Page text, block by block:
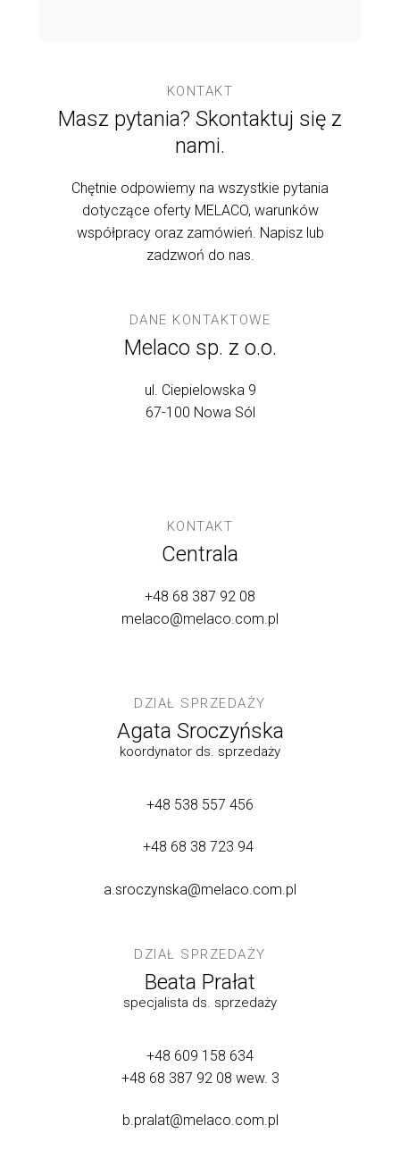
KONTAKT
Masz pytania? Skontaktuj się z
nami.
Chętnie odpowiemy na wszystkie pytania
dotyczące oferty MELACO, warunków
współpracy oraz zamówień. Napisz lub
zadzwoń do nas.
DANE KONTAKTOWE
Melaco sp. z o.o.
ul. Ciepielowska 9
67-100 Nowa Sól
KONTAKT
Centrala
+48 68 387 92 08
melaco@melaco.com.pl
DZIAŁ SPRZEDAŻY
Agata Sroczyńska
koordynator ds. sprzedaży
+48 538 557 456
+48 68 38 723 94
a.sroczynska@melaco.com.pl
DZIAŁ SPRZEDAŻY
Beata Prałat
specjalista ds. sprzedaży
+48 609 158 634
+48 68 387 92 08 wew. 3
b.pralat@melaco.com.pl